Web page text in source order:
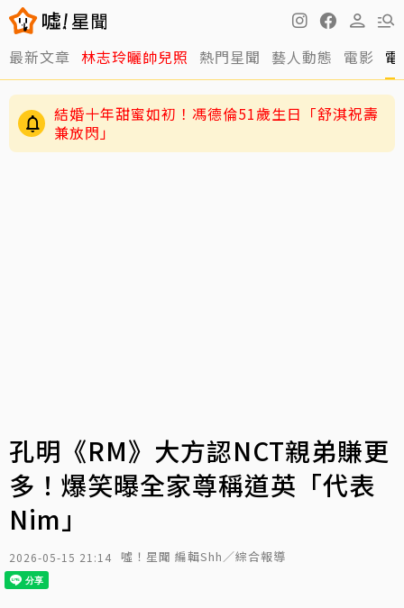
最新文章 林志玲曬帥兒照 熱門星聞 藝人動態 電影
結婚十年甜蜜如初！馮德倫51歲生日「舒淇祝壽
兼放閃」
孔明《RM》大方認NCT親弟賺更
多！爆笑曝全家尊稱道英「代表
Nim」
2026-05-15 21:14 噓！星聞 編輯Shh／綜合報導